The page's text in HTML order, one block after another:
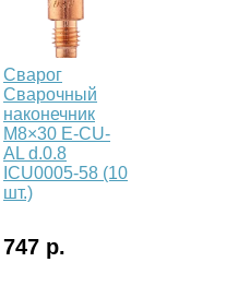
Сварог
Сварочный
наконечник
M8×30 E-CU-
AL d.0.8
ICU0005-58 (10
шт.)
747 р.